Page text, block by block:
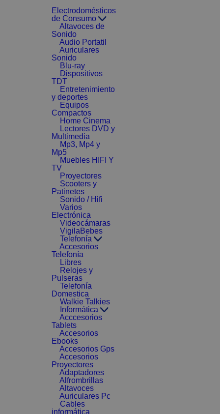
Electrodomésticos
de Consumo
Altavoces de
Sonido
Audio Portatil
Auriculares
Sonido
Blu-ray
Dispositivos
TDT
Entretenimiento
y deportes
Equipos
Compactos
Home Cinema
Lectores DVD y
Multimedia
Mp3, Mp4 y
Mp5
Muebles HIFI Y
TV
Proyectores
Scooters y
Patinetes
Sonido / Hifi
Varios
Electrónica
Videocámaras
VigilaBebes
Telefonía
Accesorios
Telefonía
Libres
Relojes y
Pulseras
Telefonía
Domestica
Walkie Talkies
Informática
Acccesorios
Tablets
Accesorios
Ebooks
Accesorios Gps
Accesorios
Proyectores
Adaptadores
Alfrombrillas
Altavoces
Auriculares Pc
Cables
informática